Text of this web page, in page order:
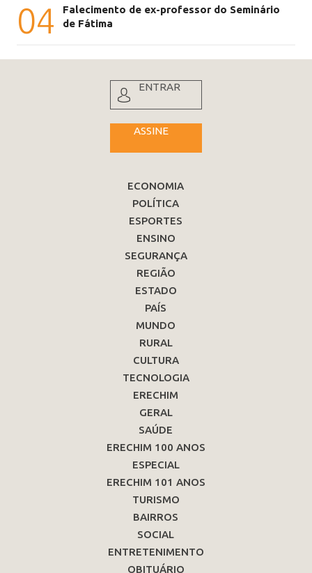
04
Falecimento de ex-professor do Seminário
de Fátima
ENTRAR
ASSINE
ECONOMIA
POLÍTICA
ESPORTES
ENSINO
SEGURANÇA
REGIÃO
ESTADO
PAÍS
MUNDO
RURAL
CULTURA
TECNOLOGIA
ERECHIM
GERAL
SAÚDE
ERECHIM 100 ANOS
ESPECIAL
ERECHIM 101 ANOS
TURISMO
BAIRROS
SOCIAL
ENTRETENIMENTO
OBITUÁRIO